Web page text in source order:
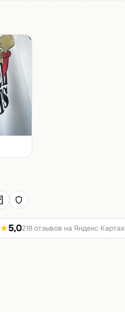
5,0218 отзывов на Яндекс·Картах